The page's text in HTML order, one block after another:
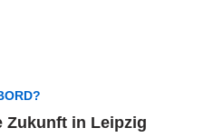
Zukunft in Leipzig